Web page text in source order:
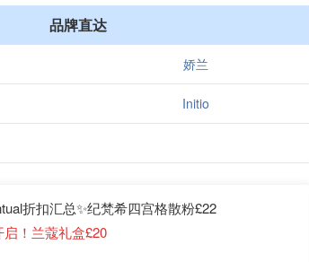
品牌直达
娇兰
Initio
折扣汇总✨纪梵希四宫格散粉£22
启！兰蔻礼盒£20